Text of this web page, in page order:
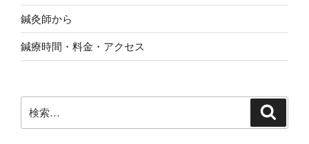
鍼灸師から
鍼療時間・料金・アクセス
索: